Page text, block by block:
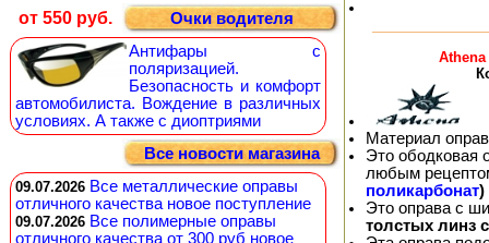
от 550 руб.
Очки водителя
Антифары с
поляризацией.
Безопасность и комфорт
автомобилиста. Вождение в различных
условиях. А также с диоптриями
Все новости магазина
09.07.2026 Все металлические оправы
отличного качества новое поступление
09.07.2026 Все полимерные оправы
отличного качества от 300 руб новое
Материал
Это ободковая
любым
поликарбонат)
Это оправа с
толстых линз